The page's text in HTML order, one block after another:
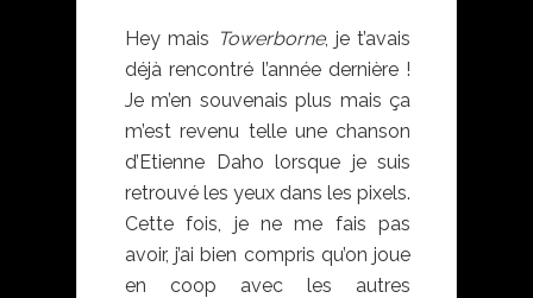
Hey mais Towerborne, je t’avais
déjà rencontré l’année dernière !
Je m’en souvenais plus mais ça
m’est revenu telle une chanson
d’Etienne Daho lorsque je suis
retrouvé les yeux dans les pixels.
Cette fois, je ne me fais pas
avoir, j’ai bien compris qu’on joue
en coop avec les autres